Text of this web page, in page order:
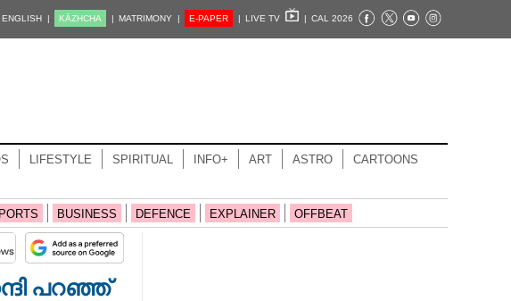
ENGLISH | KĀZHCHA | MATRIMONY | E-PAPER | LIVE TV | CAL 2026
LIFESTYLE SPIRITUAL INFO+ ART ASTRO CARTOONS
BUSINESS DEFENCE EXPLAINER OFFBEAT
പറഞ്ഞ്